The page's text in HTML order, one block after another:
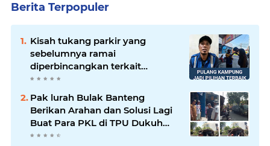
Berita Terpopuler
Kisah tukang parkir yang
sebelumnya ramai
diperbincangkan terkait
persoalan parkir gratis di
sebuah minimarket di Bekasi
kini memasuki babak baru.
Pak lurah Bulak Banteng
Berikan Arahan dan Solusi Lagi
Buat Para PKL di TPU Dukuh
Bulak Banteng Surabaya